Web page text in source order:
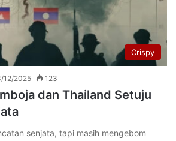
Crispy
12/2025 123
dan Thailand Setuju
senjata, tapi masih mengebom